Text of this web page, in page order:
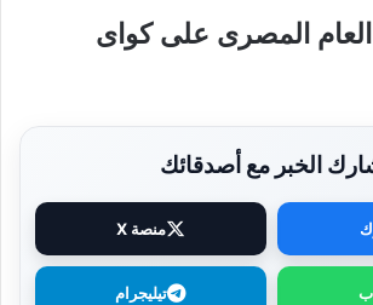
العام المصرى على كواى
الخبر مع أصدقائك
منصة X
تيليجرام